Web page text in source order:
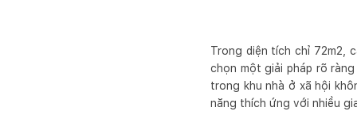
Trong diện tích chỉ 72m2,
chọn một giải pháp rõ
trong khu nhà ở xã hội
năng thích ứng với nhiều